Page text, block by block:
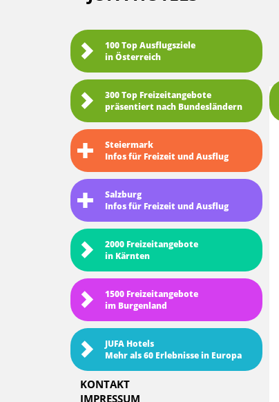
100 Top Ausflugsziele
in Österreich
300 Top Freizeitangebote
präsentiert nach Bundesländern
Steiermark
Infos für Freizeit und Ausflug
Salzburg
Infos für Freizeit und Ausflug
2000 Freizeitangebote
in Kärnten
1500 Freizeitangebote
im Burgenland
JUFA Hotels
Mehr als 60 Erlebnisse in Europa
KONTAKT
IMPRESSUM